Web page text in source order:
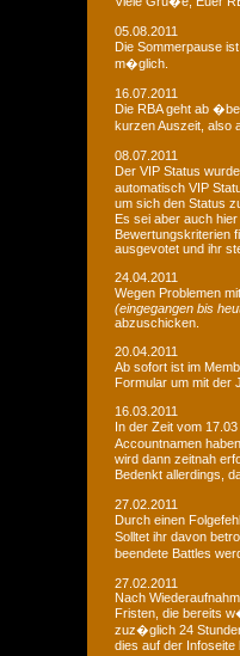
05.08.2011
Die Sommerpause
m�glich.
16.07.2011
Die RBA geht ab
kurzen Auszeit, also
08.07.2011
Der VIP Status
automatisch VIP
um sich den Status
Es sei aber auch
Bewertungskriterien
ausgevotet und ihr
24.04.2011
Wegen Problemen
(eingegangen bis
abzuschicken.
20.04.2011
Ab sofort ist im
Formular um mit der
16.03.2011
In der Zeit vom
Accountnamen
wird dann zeitnah
Bedenkt allerdings,
27.02.2011
Durch einen
Solltet ihr davon
beendete Battles
27.02.2011
Nach
Fristen, die bereits
zuz�glich 24
dies auf der